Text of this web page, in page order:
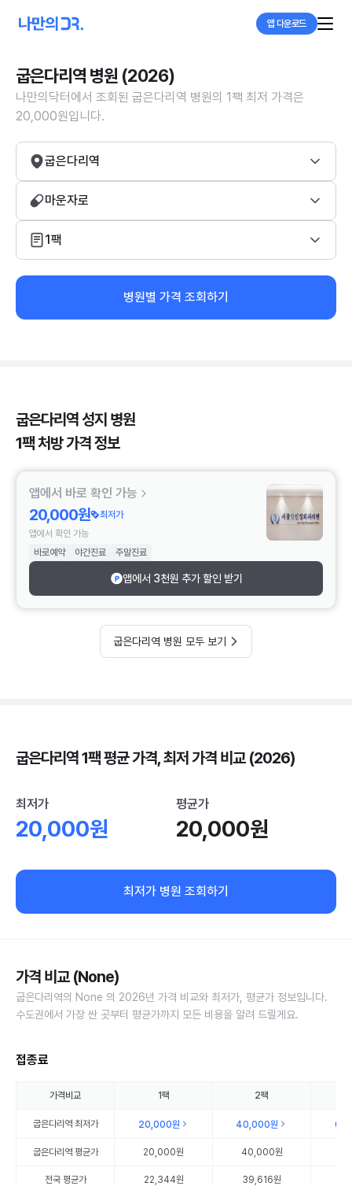
앱 다운로드
굽은다리역 병원 (2026)
나만의닥터에서 조회된 굽은다리역 병원의 1팩 최저 가격은
20,000원입니다.
굽은다리역
마운자로
1팩
병원별 가격 조회하기
굽은다리역 성지 병원
1팩 처방 가격 정보
앱에서 바로 확인 가능
20,000원
최저가
앱에서 확인 가능
바로예약
야간진료 주말진료
앱에서 3천원 추가 할인 받기
굽은다리역 병원 모두 보기
굽은다리역 1팩 평균 가격, 최저 가격 비교 (2026)
최저가
20,000원
평균가
20,000원
최저가 병원 조회하기
가격 비교 (None)
굽은다리역의 None 의 2026년 가격 비교와 최저가, 평균가 정보입니다.
수도권에서 가장 싼 곳부터 평균가까지 모든 비용을 알려 드릴게요.
접종료
가격비교 1팩 2팩
굽은다리역최저가 20,000원 40,000원
굽은다리역평균가 20,000원 40,000원
전국 평균가 22,344원 39,616원